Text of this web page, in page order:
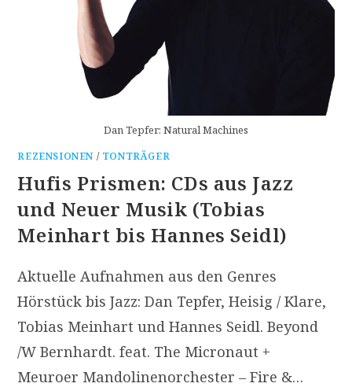
Dan Tepfer: Natural Machines
REZENSIONEN / TONTRÄGER
Hufis Prismen: CDs aus Jazz
und Neuer Musik (Tobias
Meinhart bis Hannes Seidl)
Aktuelle Aufnahmen aus den Genres
Hörstück bis Jazz: Dan Tepfer, Heisig / Klare,
Tobias Meinhart und Hannes Seidl. Beyond
/W Bernhardt. feat. The Micronaut +
Meuroer Mandolinenorchester – Fire &…